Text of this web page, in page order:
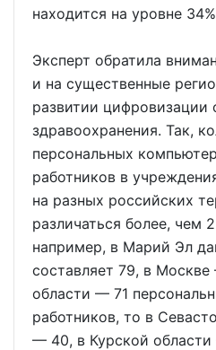
находится на уровне
Эксперт обратила
и на существенные
развитии цифровизации
здравоохранения. Так,
персональных
работников в
на разных российских
различаться более, чем
например, в Марий Эл
составляет 79, в
области — 71
работников, то в
— 40, в Курской